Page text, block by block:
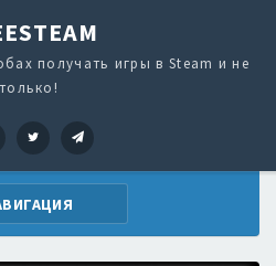
получать игры в Steam и не
только!
VK Twitter